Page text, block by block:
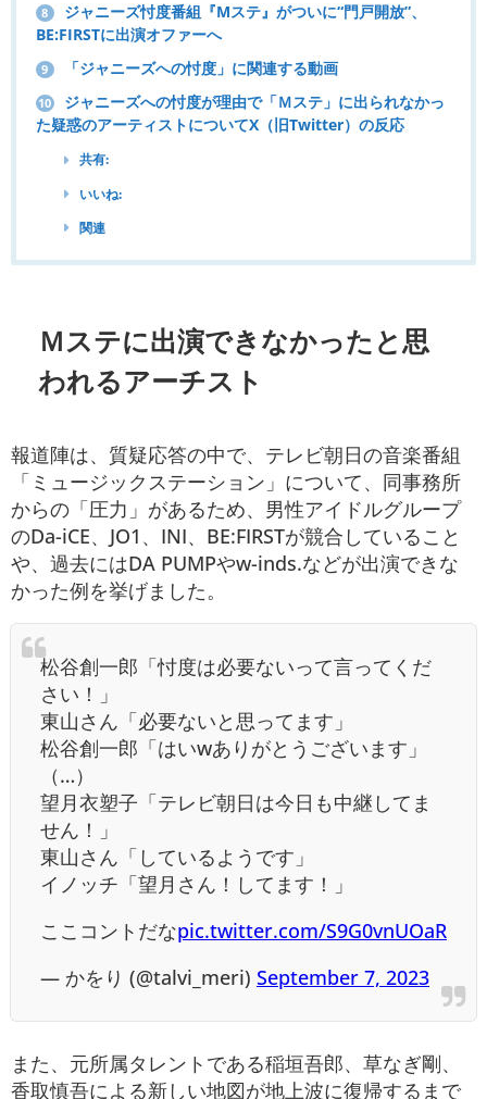
8
ジャニーズ忖度番組『Mステ』がついに“門戸開放”、
BE:FIRSTに出演オファーへ
9 「ジャニーズへの忖度」に関連する動画
10
ジャニーズへの忖度が理由で「Ｍステ」に出られなかっ
た疑惑のアーティストについてX（旧Twitter）の反応
共有:
いいね:
関連
Ｍステに出演できなかったと思
われるアーチスト
報道陣は、質疑応答の中で、テレビ朝日の音楽番組
「ミュージックステーション」について、同事務所
からの「圧力」があるため、男性アイドルグループ
のDa-iCE、JO1、INI、BE:FIRSTが競合していること
や、過去にはDA PUMPやw-inds.などが出演できな
かった例を挙げました。
松谷創一郎「忖度は必要ないって言ってくだ
さい！」
東山さん「必要ないと思ってます」
松谷創一郎「はいwありがとうございます」
（…）
望月衣塑子「テレビ朝日は今日も中継してま
せん！」
東山さん「しているようです」
イノッチ「望月さん！してます！」
ここコントだなpic.twitter.com/S9G0vnUOaR
— かをり (@talvi_meri) September 7, 2023
また、元所属タレントである稲垣吾郎、草なぎ剛、
香取慎吾による新しい地図が地上波に復帰するまで